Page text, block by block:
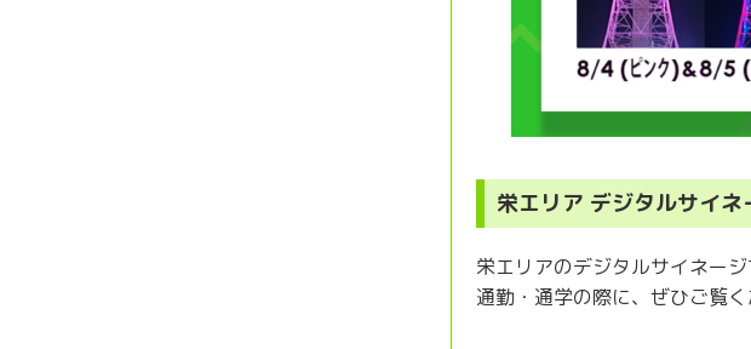
栄エリア デジタルサイネ
栄エリアのデジタルサイネー
通勤・通学の際に、ぜひご覧く